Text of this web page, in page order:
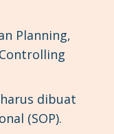
Planning,
dibuat
(SOP).